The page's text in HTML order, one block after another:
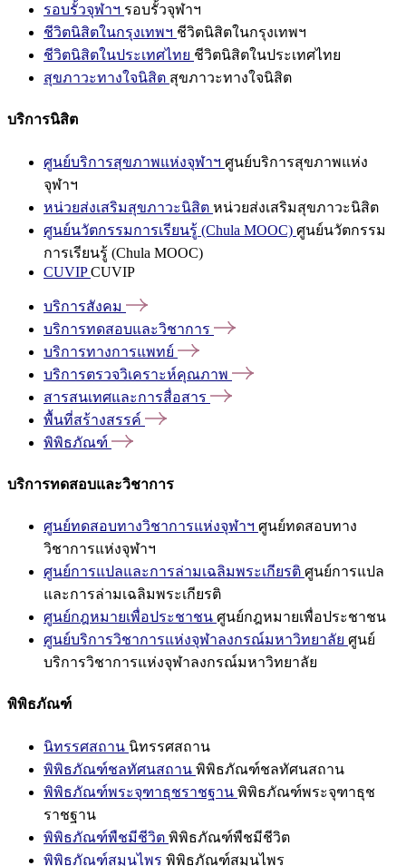
รอบรั้วจุฬาฯ รอบรั้วจุฬาฯ
ชีวิตนิสิตในกรุงเทพฯ ชีวิตนิสิตในกรุงเทพฯ
ชีวิตนิสิตในประเทศไทย ชีวิตนิสิตในประเทศไทย
สุขภาวะทางใจนิสิต สุขภาวะทางใจนิสิต
บริการนิสิต
ศูนย์บริการสุขภาพแห่งจุฬาฯ ศูนย์บริการสุขภาพแห่ง
จุฬาฯ
หน่วยส่งเสริมสุขภาวะนิสิต หน่วยส่งเสริมสุขภาวะนิสิต
ศูนย์นวัตกรรมการเรียนรู้ (Chula MOOC) ศูนย์นวัตกรรม
การเรียนรู้ (Chula MOOC)
CUVIPCUVIP
บริการสังคม
บริการทดสอบและวิชาการ
บริการทางการแพทย์
บริการตรวจวิเคราะห์คุณภาพ
สารสนเทศและการสื่อสาร
พื้นที่สร้างสรรค์
พิพิธภัณฑ์
บริการทดสอบและวิชาการ
ศูนย์ทดสอบทางวิชาการแห่งจุฬาฯ ศูนย์ทดสอบทาง
วิชาการแห่งจุฬาฯ
ศูนย์การแปลและการล่ามเฉลิมพระเกียรติ ศูนย์การแปล
และการล่ามเฉลิมพระเกียรติ
ศูนย์กฎหมายเพื่อประชาชน ศูนย์กฎหมายเพื่อประชาชน
ศูนย์บริการวิชาการแห่งจุฬาลงกรณ์มหาวิทยาลัย ศูนย์
บริการวิชาการแห่งจุฬาลงกรณ์มหาวิทยาลัย
พิพิธภัณฑ์
นิทรรศสถาน นิทรรศสถาน
พิพิธภัณฑ์ชลทัศนสถาน พิพิธภัณฑ์ชลทัศนสถาน
พิพิธภัณฑ์พระจุฑาธุชราชฐาน พิพิธภัณฑ์พระจุฑาธุช
ราชฐาน
พิพิธภัณฑ์พืชมีชีวิต พิพิธภัณฑ์พืชมีชีวิต
พิพิธภัณฑ์สมุนไพร พิพิธภัณฑ์สมุนไพร